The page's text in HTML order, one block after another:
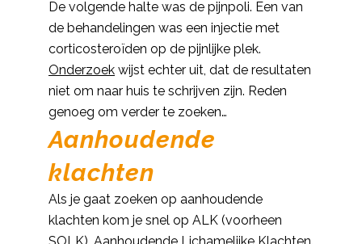
De volgende halte was de pijnpoli. Een van
de behandelingen was een injectie met
corticosteroïden op de pijnlijke plek.
Onderzoek wijst echter uit, dat de resultaten
niet om naar huis te schrijven zijn. Reden
genoeg om verder te zoeken…
Aanhoudende
klachten
Als je gaat zoeken op aanhoudende
klachten kom je snel op ALK (voorheen